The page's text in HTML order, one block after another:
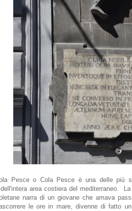
Pesce o Cola Pesce è una delle più
area costiera del mediterraneo.
narra di un giovane che amava
le ore in mare, divenne di fatto